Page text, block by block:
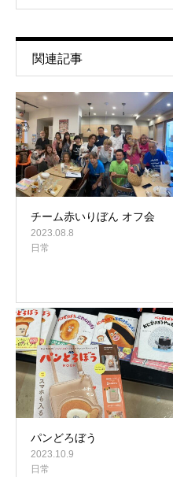
関連記事
チーム赤いりぼん オフ会
2023.08.8
日常
パンどろぼう
2023.10.9
日常